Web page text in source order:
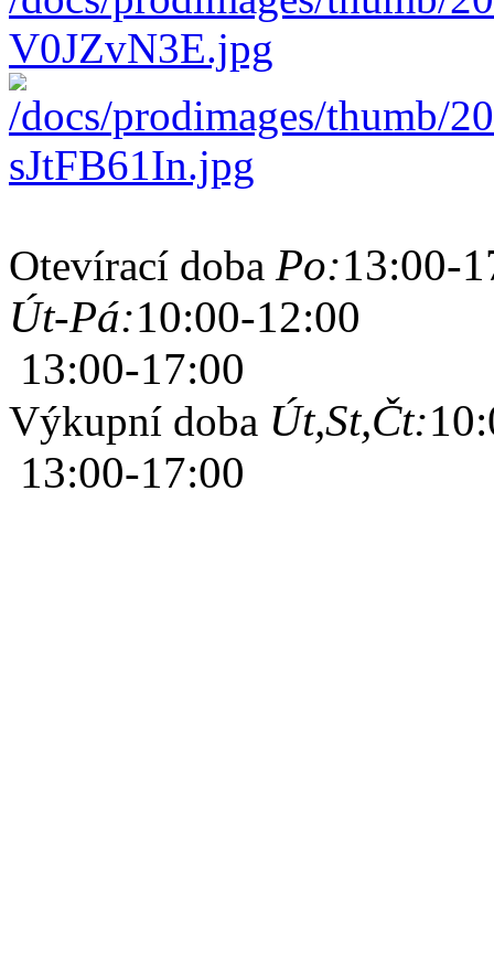
Otevírací doba Po:13:00-
Út-Pá:10:00-12:00
13:00-17:00
Výkupní doba Út,St,Čt:
13:00-17:00